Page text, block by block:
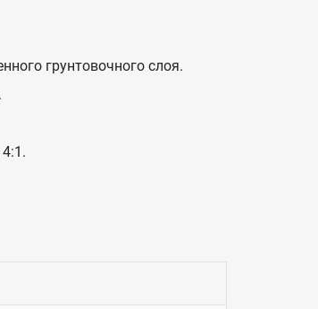
грунтовочного слоя.